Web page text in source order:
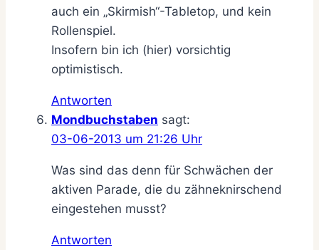
auch ein „Skirmish“-Tabletop, und kein
Rollenspiel.
Insofern bin ich (hier) vorsichtig
optimistisch.
Antworten
Mondbuchstaben sagt:
03-06-2013 um 21:26 Uhr
Was sind das denn für Schwächen der
aktiven Parade, die du zähneknirschend
eingestehen musst?
Antworten